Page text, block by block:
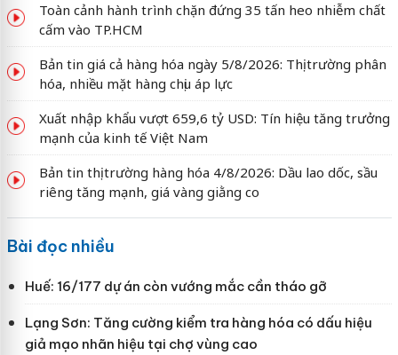
Toàn cảnh hành trình chặn đứng 35 tấn heo nhiễm chất
cấm vào TP.HCM
Bản tin giá cả hàng hóa ngày 5/8/2026: Thị trường phân
hóa, nhiều mặt hàng chịu áp lực
Xuất nhập khẩu vượt 659,6 tỷ USD: Tín hiệu tăng trưởng
mạnh của kinh tế Việt Nam
Bản tin thị trường hàng hóa 4/8/2026: Dầu lao dốc, sầu
riêng tăng mạnh, giá vàng giằng co
Bài đọc nhiều
Huế: 16/177 dự án còn vướng mắc cần tháo gỡ
Lạng Sơn: Tăng cường kiểm tra hàng hóa có dấu hiệu
giả mạo nhãn hiệu tại chợ vùng cao